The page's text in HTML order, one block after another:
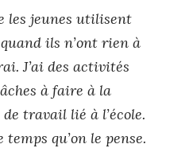
les jeunes utilisent
ils n’ont rien à
J’ai des activités
à faire à la
travail lié à l’école.
qu’on le pense.